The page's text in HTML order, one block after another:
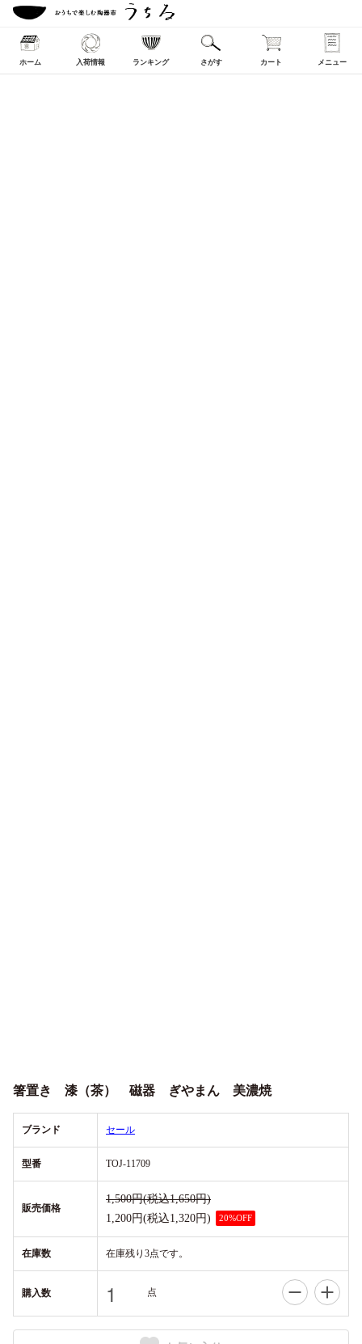
ホーム 入荷情報 ランキング さがす カート メニュー
箸置き 漆（茶） 磁器 ぎやまん 美濃焼
ブランド セール
型番 TOJ-11709
販売価格
1,500円(税込1,650円)
1,200円(税込1,320円)
20%OFF
在庫数 在庫残り3点です。
購入数 点